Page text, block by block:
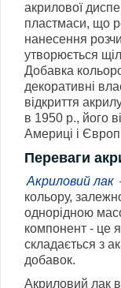
акрилової
пластмаси, що
нанесення
утворюється
Добавка
декоративні
відкриття
в 1950 р., його
Америці і
Переваги
Акриловий лак
кольору,
однорідною
компонент - це
складається з
добавок.
Акриловий лак